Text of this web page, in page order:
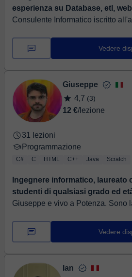
esperienza su Database, etl, web
Consulente Informatico iscritto
di esperienza come consulente...
Vedere
Giuseppe
4,7 (3)
12 €/lezione
31 lezioni
Programmazione
C# C HTML C++ Java Scratch
Ingegnere informatico, laureato
studenti di qualsiasi grado ed
Giuseppe e vivo a Potenza. Sono
per l'insegnamento ho se...
Vedere
Ian